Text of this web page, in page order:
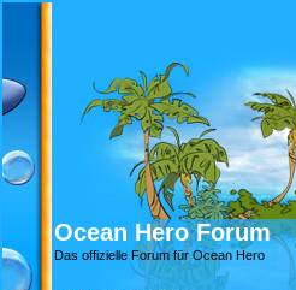
Ocean Hero Forum
Das offizielle Forum für Ocean Hero